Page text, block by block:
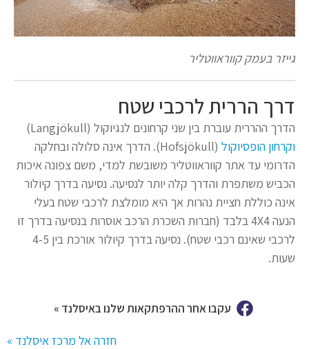
גייזר בעמק קווראווטליר
דרך הררית לרכבי שטח
הדרך ההררית עוברת בין שני קרחונים לנגיוקול (Langjökull)
וקרחון הופסיוקול
(Hofsjökull). הדרך אינה סלולה ובחלקה
הדרומי עד אתר קווראווטליר משובשת למדי, משם צפונה איכות
הכביש משתפרת והדרך קלה יותר לנסיעה. נסיעה בדרך קיולור
אינה כוללת חציית נהרות אך היא מומלצת לרכבי שטח בעלי
הנעה 4X4 בלבד (חברות השכרת הרכב אוסרות בנסיעה בדרך זו
לרכבי שאינם רכבי שטח). נסיעה בדרך קיולור אורכת בין 4-5
שעות.
עקבו אחר ההרפתקאות שלנו באיסלנד »
חזרה אל מרכז איסלנד »